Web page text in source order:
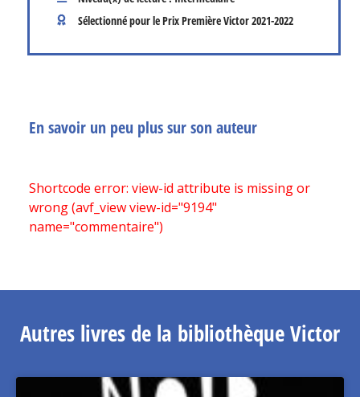
Sélectionné pour le Prix Première Victor2021-2022
En savoir un peu plus sur son auteur
Shortcode error: view-id attribute is missing or
wrong (avf_view view-id="9194"
name="commentaire")
Autres livres de la bibliothèque Victor